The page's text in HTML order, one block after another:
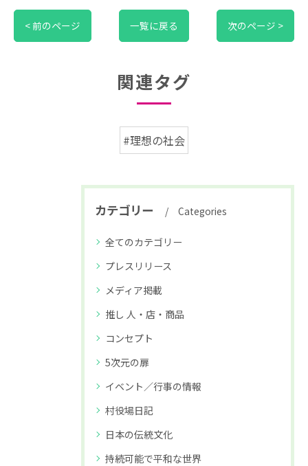
< 前のページ 一覧に戻る 次のページ >
関連タグ
#理想の社会
カテゴリー Categories
全てのカテゴリー
プレスリリース
メディア掲載
推し 人・店・商品
コンセプト
5次元の扉
イベント／行事の情報
村役場日記
日本の伝統文化
持続可能で平和な世界